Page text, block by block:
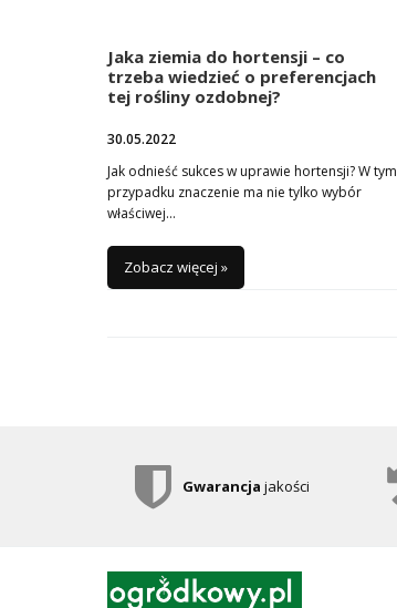
Jaka ziemia do hortensji – co
trzeba wiedzieć o preferencjach
tej rośliny ozdobnej?
30.05.2022
Jak odnieść sukces w uprawie hortensji? W tym
przypadku znaczenie ma nie tylko wybór
właściwej…
Zobacz więcej »
Gwarancja jakości